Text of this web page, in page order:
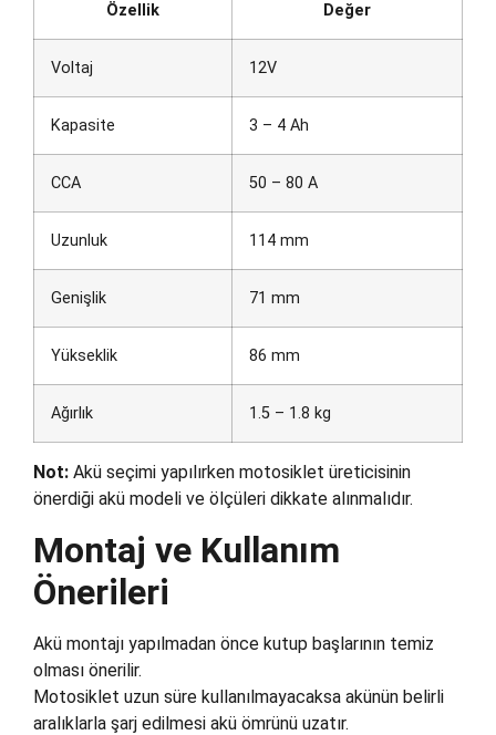
Özellik Değer
Voltaj 12V
Kapasite 3 – 4 Ah
CCA 50 – 80 A
Uzunluk 114 mm
Genişlik 71 mm
Yükseklik 86 mm
Ağırlık 1.5 – 1.8 kg
Not: Akü seçimi yapılırken motosiklet üreticisinin
önerdiği akü modeli ve ölçüleri dikkate alınmalıdır.
Montaj ve Kullanım
Önerileri
Akü montajı yapılmadan önce kutup başlarının temiz
olması önerilir.
Motosiklet uzun süre kullanılmayacaksa akünün belirli
aralıklarla şarj edilmesi akü ömrünü uzatır.